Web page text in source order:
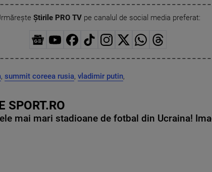
Știrile PRO TVpe canalul de social media preferat:
, summit coreea rusia, vladimir putin,
SPORT.RO
mai mari stadioane de fotbal din Ucraina!